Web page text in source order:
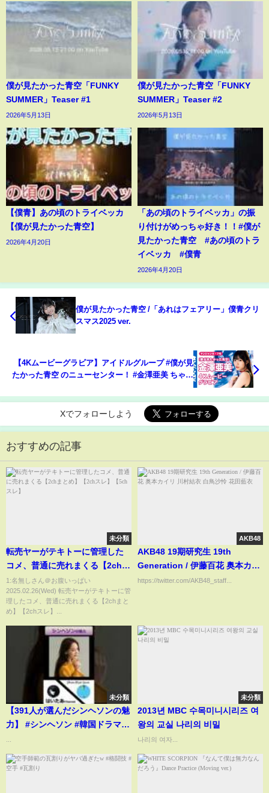
僕が見たかった青空「FUNKY
SUMMER」Teaser #1
2026年5月13日
僕が見たかった青空「FUNKY
SUMMER」Teaser #2
2026年5月13日
【僕青】あの頃のトライベッカ
【僕が見たかった青空】
2026年4月20日
「あの頃のトライベッカ」の振
り付けがめっちゃ好き！！#僕が
見たかった青空 #あの頃のトラ
イベッカ #僕青
2026年4月20日
僕が見たかった青空 /「あれはフェアリー」僕青クリ
スマス2025 ver.
【4Kムービーグラビア】アイドルグループ #僕が見
たかった青空 のニューセンター！ #金澤亜美 ちゃん
グ】
Xでフォローしよう
おすすめの記事
未分類
転売ヤーがテキトーに管理した
コメ、普通に売れまくる【2chま
とめ】【2chスレ】【5chスレ】
1:名無しさん＠お腹いっぱい
2025.02.26(Wed) 転売ヤーがテキトーに管
理したコメ、普通に売れまくる【2chまと
め】【2chスレ】...
AKB48
AKB48 19期研究生 19th
Generation / 伊藤百花 奥本カイ
リ 川村結衣 白鳥沙怜 花田藍衣
https://twitter.com/AKB48_staff...
未分類
【391人が選んだシンヘソンの魅
力】 #シンヘソン #韓国ドラマ #
未分類
2013년 MBC 수목미니시리즈 여
왕의 교실 나리의 비밀
나리의 여자...